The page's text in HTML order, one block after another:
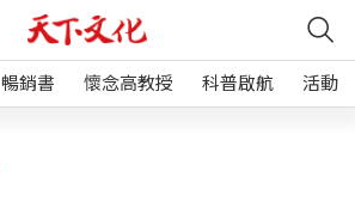
暢銷書 懷念高教授 科普啟航 活動